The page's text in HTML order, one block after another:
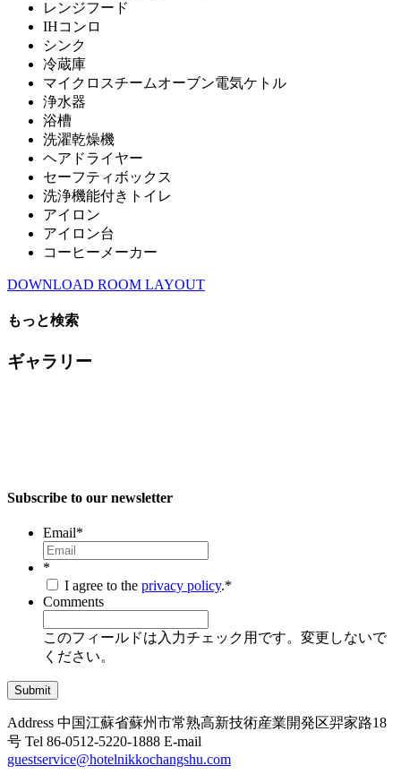
レンジフード
IHコンロ
シンク
冷蔵庫
マイクロスチームオーブン電気ケトル
浄水器
浴槽
洗濯乾燥機
ヘアドライヤー
セーフティボックス
洗浄機能付きトイレ
アイロン
アイロン台
コーヒーメーカー
DOWNLOAD ROOM LAYOUT
もっと検索
ギャラリー
Subscribe to our newsletter
Email*
*
I agree to the privacy policy.*
Comments
このフィールドは入力チェック用です。変更しないで
ください。
Address 中国江蘇省蘇州市常熟高新技術産業開発区羿家路18
号 Tel 86-0512-5220-1888 E-mail
guestservice@hotelnikkochangshu.com